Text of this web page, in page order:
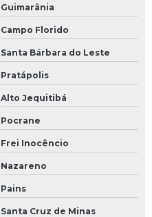
Guimarânia
Campo Florido
Santa Bárbara do Leste
Pratápolis
Alto Jequitibá
Pocrane
Frei Inocêncio
Nazareno
Pains
Santa Cruz de Minas